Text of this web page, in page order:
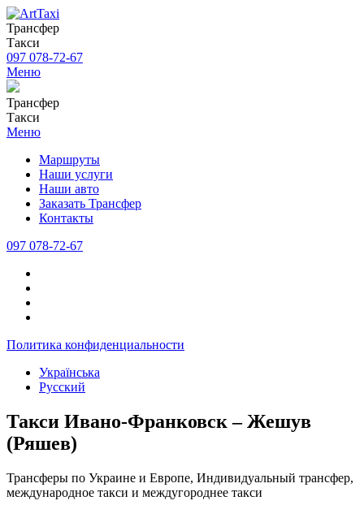
Трансфер
Такси
097 078-72-67
Меню
Трансфер
Такси
Меню
Маршруты
Наши услуги
Наши авто
Заказать Трансфер
Контакты
097 078-72-67
Политика конфиденциальности
Українська
Русский
Такси Ивано-Франковск – Жешув
(Ряшев)
Трансферы по Украине и Европе, Индивидуальный трансфер,
международное такси и междугороднее такси